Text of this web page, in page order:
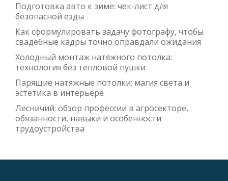
Подготовка авто к зиме: чек-лист для
безопасной езды
Как сформулировать задачу фотографу, чтобы
свадебные кадры точно оправдали ожидания
Холодный монтаж натяжного потолка:
технология без тепловой пушки
Парящие натяжные потолки: магия света и
эстетика в интерьере
Лесничий: обзор профессии в агросекторе,
обязанности, навыки и особенности
трудоустройства